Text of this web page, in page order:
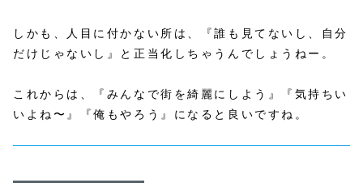
しかも、人目に付かない所は、『誰も見てないし、自分
だけじゃないし』と正当化しちゃうんでしょうねー。
これからは、『みんなで街を綺麗にしよう』『気持ちい
いよね〜』『俺もやろう』になると良いですね。